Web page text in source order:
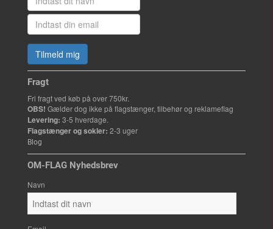
Tilmeld mig
Fragt
Fri fragt ved køb på over 750kr.
OBS! Gælder dog ikke på flagstænger, tilbehør og reklameflag
Levering: 3-5 hverdage.
Flagstænger og sokler: 2-3 uger
Blog
OM-FLAG Nyhedsbrev
Navn